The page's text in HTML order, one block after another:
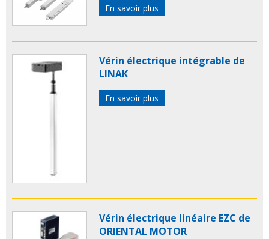
En savoir plus
Vérin électrique intégrable de
LINAK
En savoir plus
Vérin électrique linéaire EZC de
ORIENTAL MOTOR